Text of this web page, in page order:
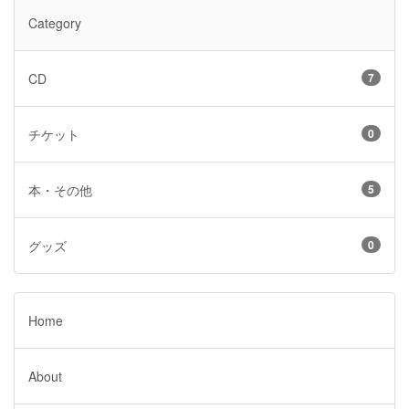
Category
CD 7
チケット 0
本・その他 5
グッズ 0
Home
About